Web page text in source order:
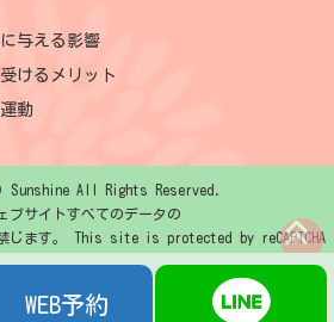
WEB予約
与える影響
けるメリット
動
Sunshine All Rights Reserved.
ブサイトすべてのデータの
じます。 This site is protected by reCAPTCHA